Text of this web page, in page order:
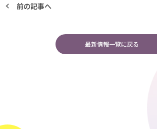
前の記事へ
最新情報一覧に戻る